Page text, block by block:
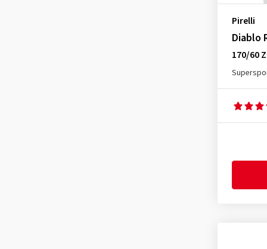
Pirelli
Diablo
170/60